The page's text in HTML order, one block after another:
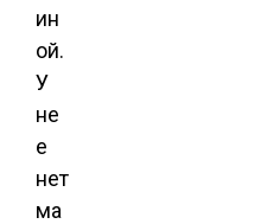
ин
ой.
У
не
е
нет
ма